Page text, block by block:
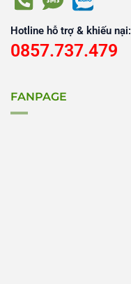
Hotline hỗ trợ & khiếu nại:
0857.737.479
FANPAGE